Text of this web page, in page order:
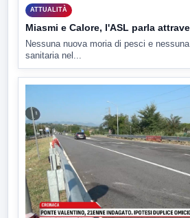
ATTUALITÀ
Miasmi e Calore, l'ASL parla
Nessuna nuova moria di pesci e
sanitaria nel...